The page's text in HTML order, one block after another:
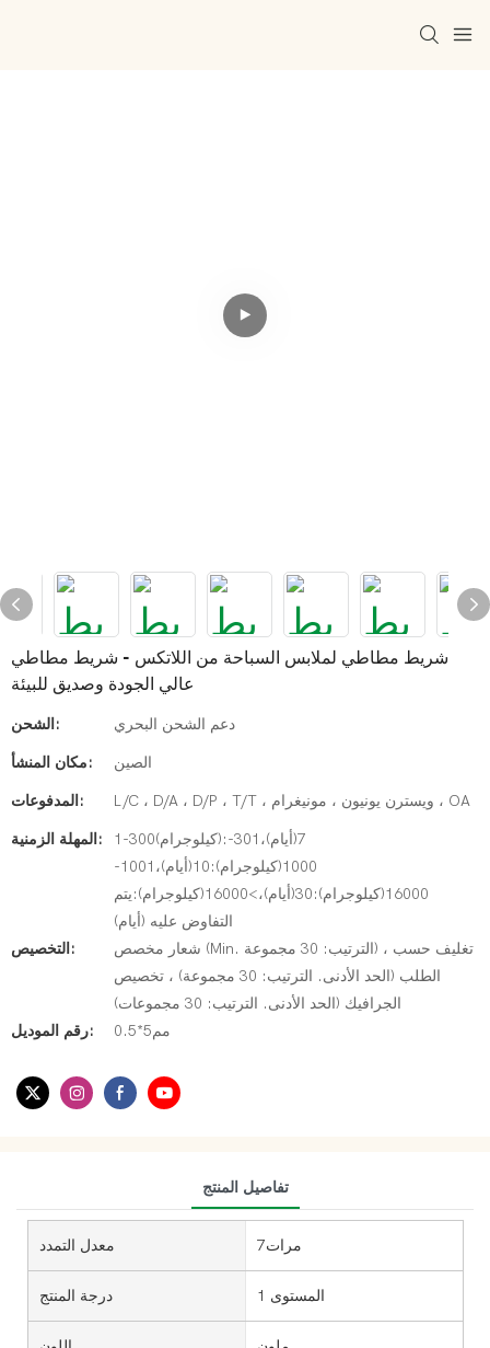
شريط مطاطي لملابس السباحة من اللاتكس - شريط مطاطي
عالي الجودة وصديق للبيئة
الشحن: دعم الشحن البحري
مكان المنشأ: الصين
المدفوعات: L/C ، D/A ، D/P ، T/T ، ويسترن يونيون ، مونيغرام ، OA
المهلة الزمنية:
1-300(كيلوجرام):7(أيام)،301-
1000(كيلوجرام):10(أيام)،1001-
16000(كيلوجرام):30(أيام)،>16000(كيلوجرام):يتم
التفاوض عليه (أيام)
التخصيص:
شعار مخصص (Min. الترتيب: 30 مجموعة) ، تغليف حسب
الطلب (الحد الأدنى. الترتيب: 30 مجموعة) ، تخصيص
الجرافيك (الحد الأدنى. الترتيب: 30 مجموعات)
رقم الموديل:
مم5*0.5
تفاصيل المنتج
معدل التمدد مرات7
درجة المنتج المستوى 1